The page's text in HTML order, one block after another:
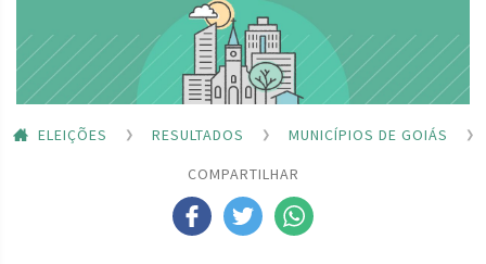
ELEIÇÕES RESULTADOS
MUNICÍPIOS DE GOIÁS
COMPARTILHAR